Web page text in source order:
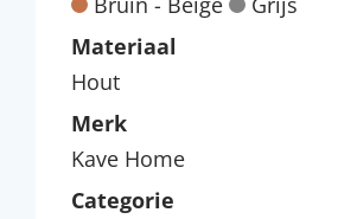
Materiaal
Hout
Merk
Kave Home
Categorie